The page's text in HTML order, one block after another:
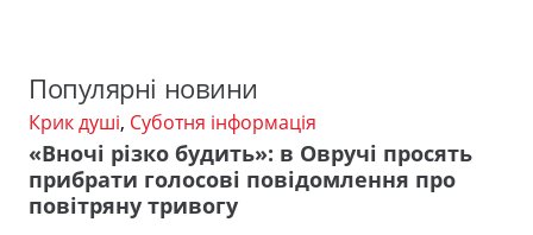
Популярні новини
Крик душі, Суботня інформація
«Вночі різко будить»: в Овручі просять
прибрати голосові повідомлення про
повітряну тривогу